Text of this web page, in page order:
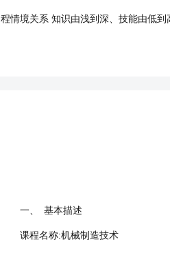
程情境关系 知识由浅到深、技能由低到
一、 基本描述
课程名称:机械制造技术